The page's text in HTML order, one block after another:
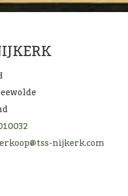
nijkerk.com